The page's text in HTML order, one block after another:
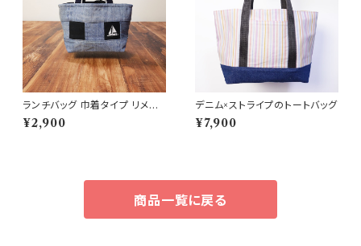
ランチバッグ 巾着タイプ リメイ
クデニム
¥2,900
デニム×ストライプのトートバッグ
¥7,900
商品一覧に戻る